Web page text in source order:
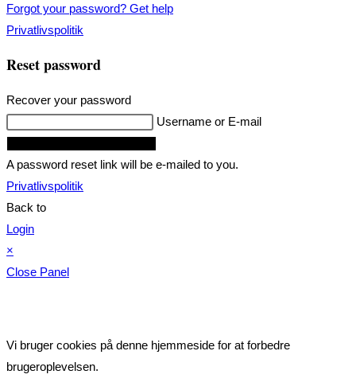
Forgot your password? Get help
Privatlivspolitik
Reset password
Recover your password
Username or E-mail
A password reset link will be e-mailed to you.
Privatlivspolitik
Back to
Login
×
Close Panel
Vi bruger cookies på denne hjemmeside for at forbedre
brugeroplevelsen.